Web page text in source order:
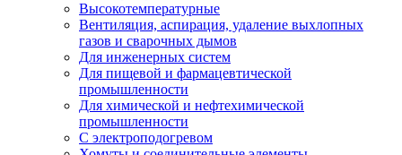
Высокотемпературные
Вентиляция, аспирация, удаление выхлопных
газов и сварочных дымов
Для инженерных систем
Для пищевой и фармацевтической
промышленности
Для химической и нефтехимической
промышленности
С электроподогревом